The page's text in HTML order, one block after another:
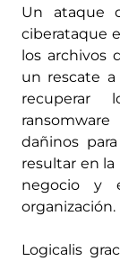
Un ataque
ciberataque
los archivos
un rescate
recuperar
dañinos
resultar en
negocio y
organización.
Logicalis